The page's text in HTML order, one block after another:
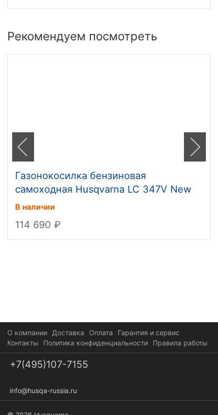
Рекомендуем посмотреть
Газонокосилка бензиновая
самоходная Husqvarna LC 347V New
В наличии
114 690
О компании Доставка Оплата
Гарантия и сервис
Контакты
Политика конфиденциальности Правила работы
+7(495)107-7155
info@husqa-russia.ru